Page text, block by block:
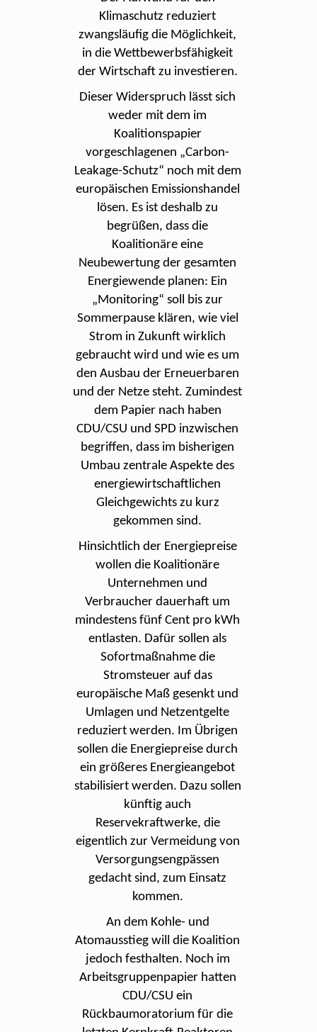
Klimaschutz reduziert
zwangsläufig die Möglichkeit,
in die Wettbewerbsfähigkeit
der Wirtschaft zu investieren.
Dieser Widerspruch lässt sich
weder mit dem im
Koalitionspapier
vorgeschlagenen „Carbon-
Leakage-Schutz“ noch mit dem
europäischen Emissionshandel
lösen. Es ist deshalb zu
begrüßen, dass die
Koalitionäre eine
Neubewertung der gesamten
Energiewende planen: Ein
„Monitoring“ soll bis zur
Sommerpause klären, wie viel
Strom in Zukunft wirklich
gebraucht wird und wie es um
den Ausbau der Erneuerbaren
und der Netze steht. Zumindest
dem Papier nach haben
CDU/CSU und SPD inzwischen
begriffen, dass im bisherigen
Umbau zentrale Aspekte des
energiewirtschaftlichen
Gleichgewichts zu kurz
gekommen sind.
Hinsichtlich der Energiepreise
wollen die Koalitionäre
Unternehmen und
Verbraucher dauerhaft um
mindestens fünf Cent pro kWh
entlasten. Dafür sollen als
Sofortmaßnahme die
Stromsteuer auf das
europäische Maß gesenkt und
Umlagen und Netzentgelte
reduziert werden. Im Übrigen
sollen die Energiepreise durch
ein größeres Energieangebot
stabilisiert werden. Dazu sollen
künftig auch
Reservekraftwerke, die
eigentlich zur Vermeidung von
Versorgungsengpässen
gedacht sind, zum Einsatz
kommen.
An dem Kohle- und
Atomausstieg will die Koalition
jedoch festhalten. Noch im
Arbeitsgruppenpapier hatten
CDU/CSU ein
Rückbaumoratorium für die